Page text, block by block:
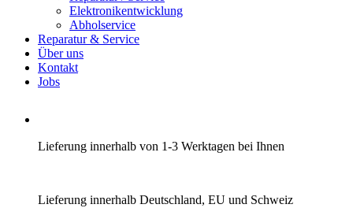
Elektronikentwicklung
Abholservice
Reparatur & Service
Über uns
Kontakt
Jobs
Lieferung innerhalb von 1-3 Werktagen bei Ihnen
Lieferung innerhalb Deutschland, EU und Schweiz